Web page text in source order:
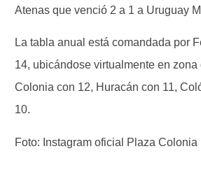
Atenas que venció 2 a 1 a Uruguay
La tabla anual está comandada por
14, ubicándose virtualmente en
Colonia con 12, Huracán con 11,
10.
Foto: Instagram oficial Plaza Colonia